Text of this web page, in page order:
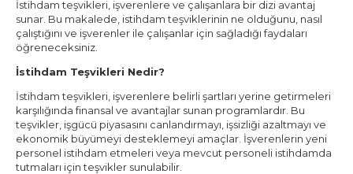
İstihdam teşvikleri, işverenlere ve çalışanlara bir dizi avantaj
sunar. Bu makalede, istihdam teşviklerinin ne olduğunu, nasıl
çalıştığını ve işverenler ile çalışanlar için sağladığı faydaları
öğreneceksiniz.
İstihdam Teşvikleri Nedir?
İstihdam teşvikleri, işverenlere belirli şartları yerine getirmeleri
karşılığında finansal ve avantajlar sunan programlardır. Bu
teşvikler, işgücü piyasasını canlandırmayı, işsizliği azaltmayı ve
ekonomik büyümeyi desteklemeyi amaçlar. İşverenlerin yeni
personel istihdam etmeleri veya mevcut personeli istihdamda
tutmaları için teşvikler sunulabilir.